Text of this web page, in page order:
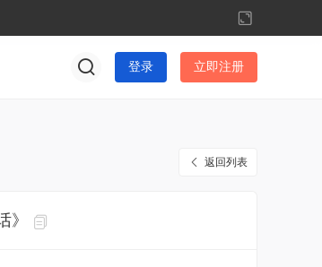
切
换
到
宽
登录 立即注册
返回列表